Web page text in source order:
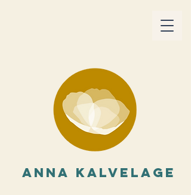
ANNA KALVELAGE